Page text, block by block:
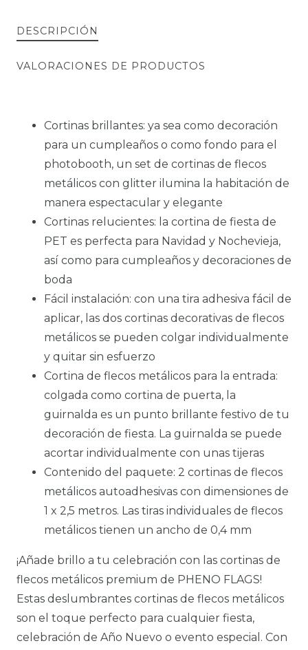
DESCRIPCIÓN
VALORACIONES DE PRODUCTOS
Cortinas brillantes: ya sea como decoración
para un cumpleaños o como fondo para el
photobooth, un set de cortinas de flecos
metálicos con glitter ilumina la habitación de
manera espectacular y elegante
Cortinas relucientes: la cortina de fiesta de
PET es perfecta para Navidad y Nochevieja,
así como para cumpleaños y decoraciones de
boda
Fácil instalación: con una tira adhesiva fácil de
aplicar, las dos cortinas decorativas de flecos
metálicos se pueden colgar individualmente
y quitar sin esfuerzo
Cortina de flecos metálicos para la entrada:
colgada como cortina de puerta, la
guirnalda es un punto brillante festivo de tu
decoración de fiesta. La guirnalda se puede
acortar individualmente con unas tijeras
Contenido del paquete: 2 cortinas de flecos
metálicos autoadhesivas con dimensiones de
1 x 2,5 metros. Las tiras individuales de flecos
metálicos tienen un ancho de 0,4 mm
¡Añade brillo a tu celebración con las cortinas de
flecos metálicos premium de PHENO FLAGS!
Estas deslumbrantes cortinas de flecos metálicos
son el toque perfecto para cualquier fiesta,
celebración de Año Nuevo o evento especial. Con